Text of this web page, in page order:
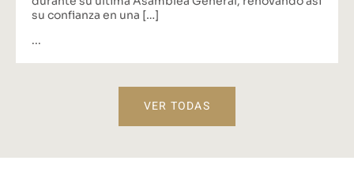
su confianza en una […]
...
VER TODAS